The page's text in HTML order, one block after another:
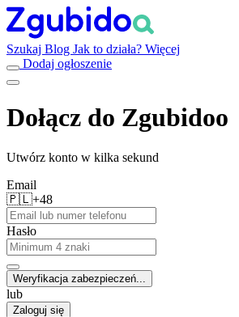
Szukaj Blog Jak to działa? Więcej
Dodaj ogłoszenie
Dołącz do Zgubidoo
Utwórz konto w kilka sekund
Email
🇵🇱+48
Hasło
Weryfikacja zabezpieczeń...
lub
Zaloguj się